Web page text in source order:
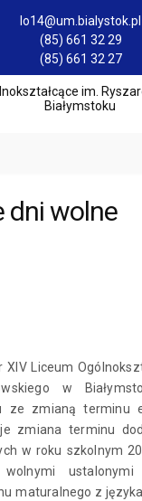
lo14@um.bialystok.pl
(85) 661 32 29
(85) 661 32 27
dni wolne
XIV Liceum
w
ze zmianą terminu
zmiana terminu
w roku szkolnym
wolnymi
maturalnego z